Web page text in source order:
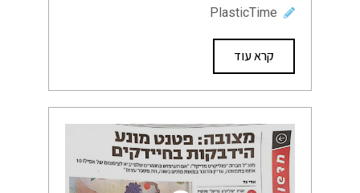
PlasticTime
קרא עוד